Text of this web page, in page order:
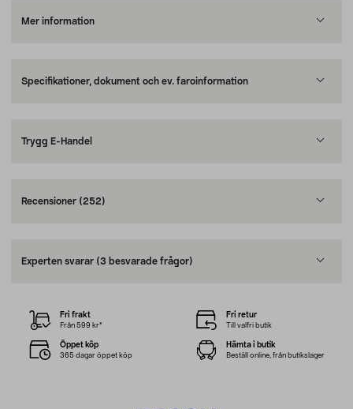
Mer information
Specifikationer, dokument och ev. faroinformation
Trygg E-Handel
Recensioner (252)
Experten svarar (3 besvarade frågor)
Fri frakt
Från 599 kr*
Fri retur
Till valfri butik
Öppet köp
365 dagar öppet köp
Hämta i butik
Beställ online, från butikslager